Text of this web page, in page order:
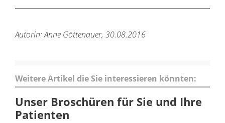
Autorin: Anne Göttenauer, 30.08.2016
Weitere Artikel die Sie interessieren könnten:
Unser Broschüren für Sie und Ihre
Patienten